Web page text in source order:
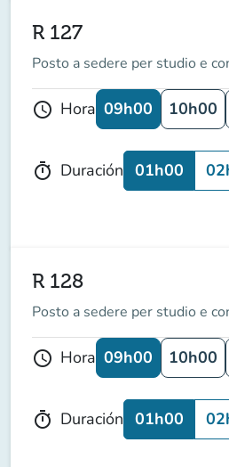
R 127
Posto a sedere per studio e
schedule Hora 09h00 10h00
timer Duración 01h00
R 128
Posto a sedere per studio e
schedule Hora 09h00 10h00
timer Duración 01h00